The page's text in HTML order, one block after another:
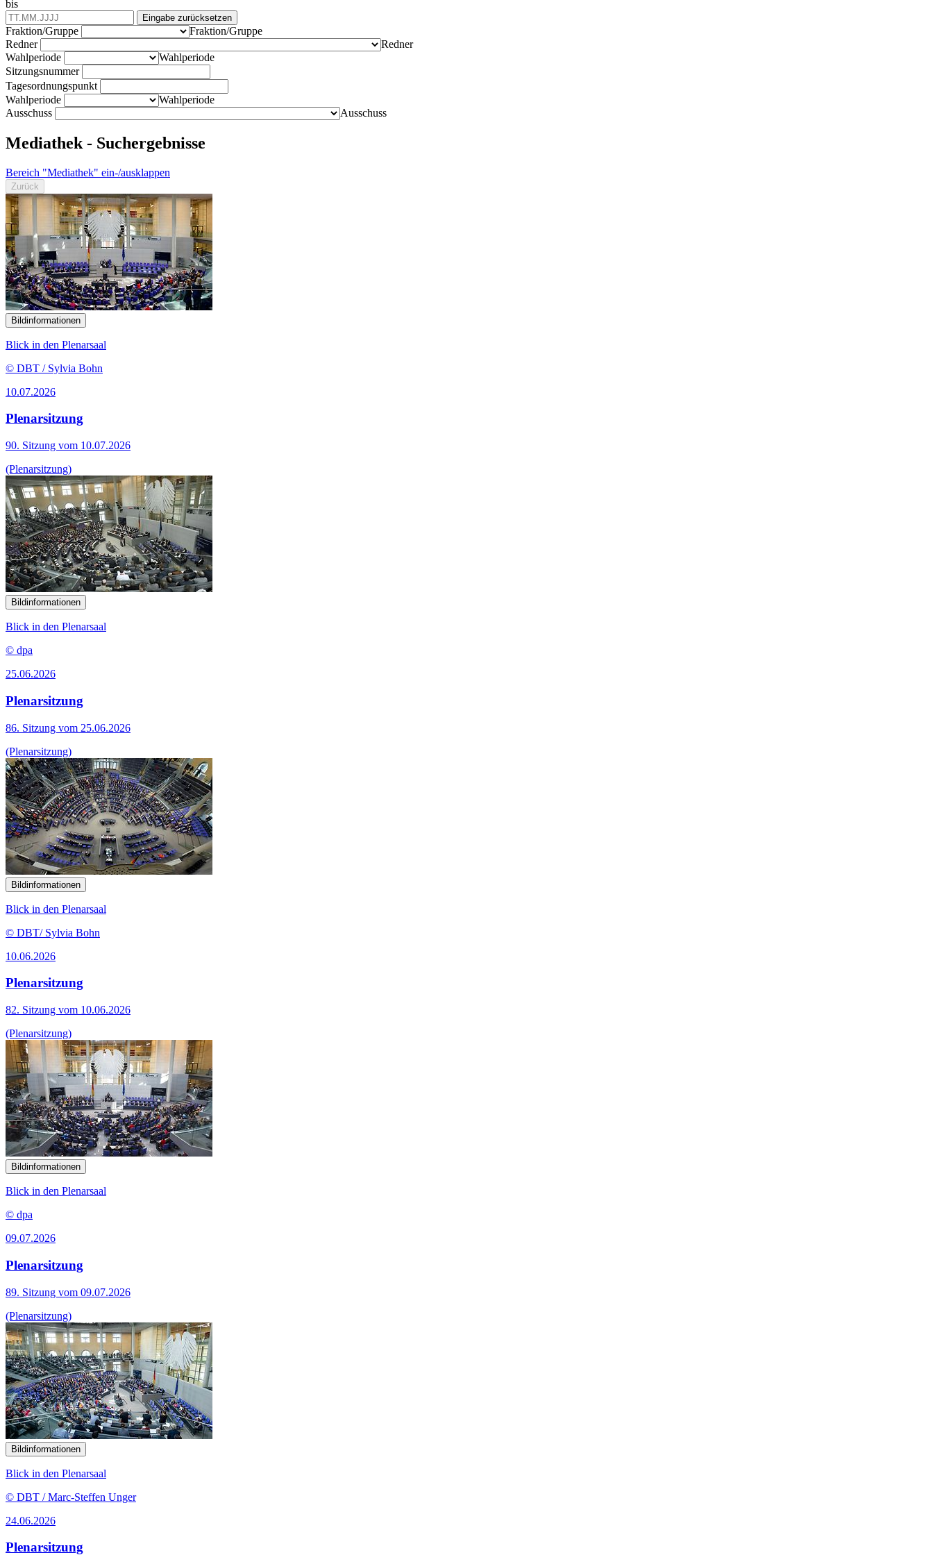
bis
Eingabe zurücksetzen
Fraktion/Gruppe
Fraktion/Gruppe
Redner
Redner
Wahlperiode
Wahlperiode
Sitzungsnummer
Tagesordnungspunkt
Wahlperiode
Wahlperiode
Ausschuss
Ausschuss
Mediathek - Suchergebnisse
Bereich "Mediathek" ein-/ausklappen
Zurück
Bildinformationen
Blick in den Plenarsaal
© DBT / Sylvia Bohn
10.07.2026
Plenarsitzung
90. Sitzung vom 10.07.2026
(Plenarsitzung)
Bildinformationen
Blick in den Plenarsaal
© dpa
25.06.2026
Plenarsitzung
86. Sitzung vom 25.06.2026
(Plenarsitzung)
Bildinformationen
Blick in den Plenarsaal
© DBT/ Sylvia Bohn
10.06.2026
Plenarsitzung
82. Sitzung vom 10.06.2026
(Plenarsitzung)
Bildinformationen
Blick in den Plenarsaal
© dpa
09.07.2026
Plenarsitzung
89. Sitzung vom 09.07.2026
(Plenarsitzung)
Bildinformationen
Blick in den Plenarsaal
© DBT / Marc-Steffen Unger
24.06.2026
Plenarsitzung